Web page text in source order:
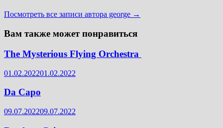
Посмотреть все записи автора george →
Вам также может понравиться
The Mysterious Flying Orchestra ‎
01.02.202201.02.2022
Da Capo
09.07.202209.07.2022